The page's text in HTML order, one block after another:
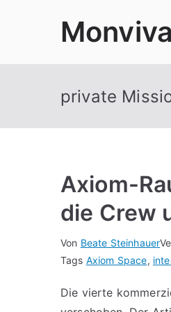
Monviva
private
Axiom-
die Crew
Von Beate Steinhauer
Tags Axiom Space,
Die vierte